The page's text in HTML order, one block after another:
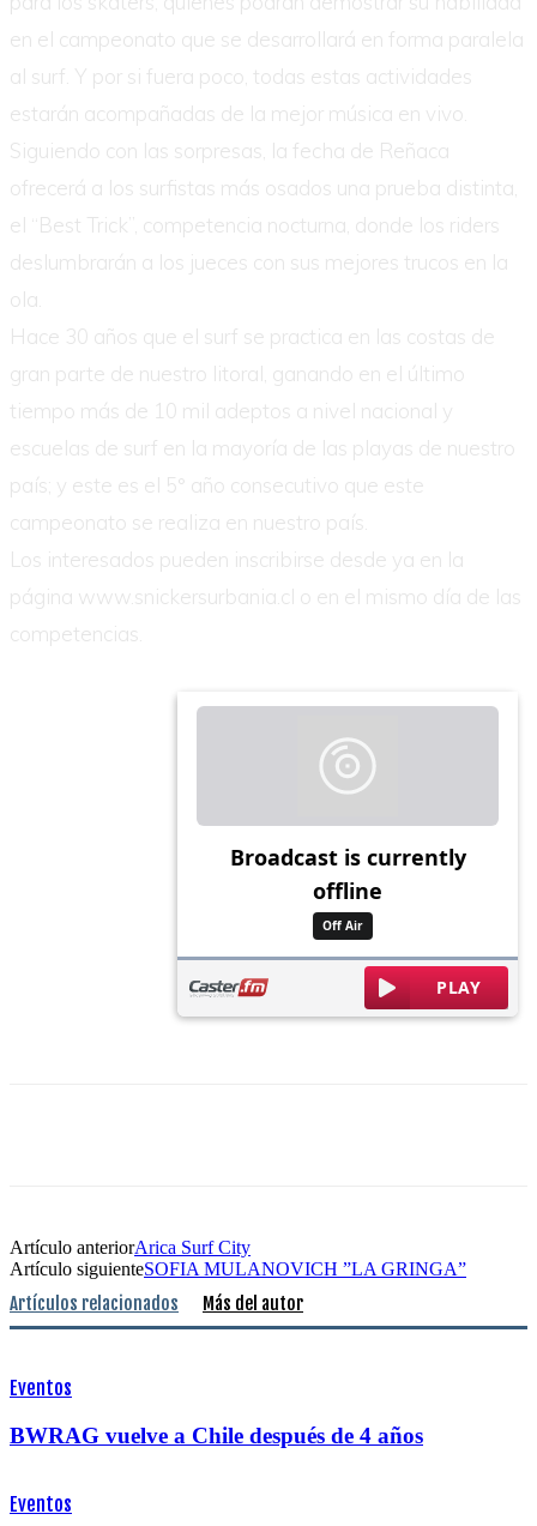
en el campeonato que se desarrollará en forma paralela
al surf. Y por si fuera poco, todas estas actividades
estarán acompañadas de la mejor música en vivo.
Siguiendo con las sorpresas, la fecha de Reñaca
ofrecerá a los surfistas más osados una prueba distinta,
el “Best Trick”, competencia nocturna, donde los riders
deslumbrarán a los jueces con sus mejores trucos en la
ola.
Hace 30 años que el surf se practica en las costas de
gran parte de nuestro litoral, ganando en el último
tiempo más de 10 mil adeptos a nivel nacional y
escuelas de surf en la mayoría de las playas de nuestro
país; y este es el 5° año consecutivo que este
campeonato se realiza en nuestro país.
Los interesados pueden inscribirse desde ya en la
página www.snickersurbania.cl o en el mismo día de las
competencias.
Artículo anteriorArica Surf City
Artículo siguienteSOFIA MULANOVICH ”LA GRINGA”
Artículos relacionados Más del autor
Eventos
BWRAG vuelve a Chile después de 4 años
Eventos